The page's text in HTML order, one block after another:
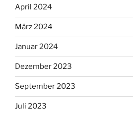
April 2024
März 2024
Januar 2024
Dezember 2023
September 2023
Juli 2023